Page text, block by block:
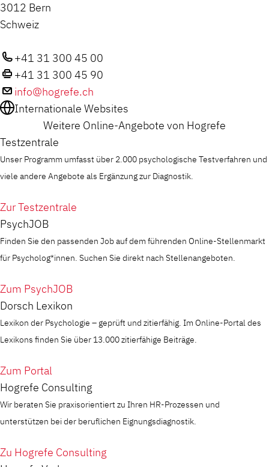
3012 Bern
Schweiz
+41 31 300 45 00
+41 31 300 45 90
info@hogrefe.ch
Internationale Websites
Weitere Online-Angebote von Hogrefe
Testzentrale
Unser Programm umfasst über 2.000 psychologische Testverfahren und
viele andere Angebote als Ergänzung zur Diagnostik.
Zur Testzentrale
PsychJOB
Finden Sie den passenden Job auf dem führenden Online-Stellenmarkt
für Psycholog*innen. Suchen Sie direkt nach Stellenangeboten.
Zum PsychJOB
Dorsch Lexikon
Lexikon der Psychologie – geprüft und zitierfähig. Im Online-Portal des
Lexikons finden Sie über 13.000 zitierfähige Beiträge.
Zum Portal
Hogrefe Consulting
Wir beraten Sie praxisorientiert zu Ihren HR-Prozessen und
unterstützen bei der beruflichen Eignungsdiagnostik.
Zu Hogrefe Consulting